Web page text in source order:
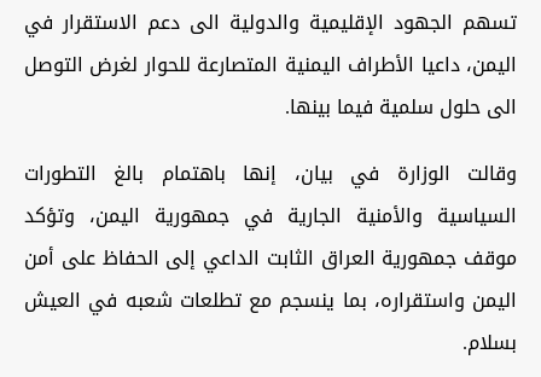
تسهم الجهود الإقليمية والدولية الى دعم الاستقرار في
اليمن، داعيا الأطراف اليمنية المتصارعة للحوار لغرض التوصل
الى حلول سلمية فيما بينها.
وقالت الوزارة في بيان، إنها باهتمام بالغ التطورات
السياسية والأمنية الجارية في جمهورية اليمن، وتؤكد
موقف جمهورية العراق الثابت الداعي إلى الحفاظ على أمن
اليمن واستقراره، بما ينسجم مع تطلعات شعبه في العيش
بسلام.